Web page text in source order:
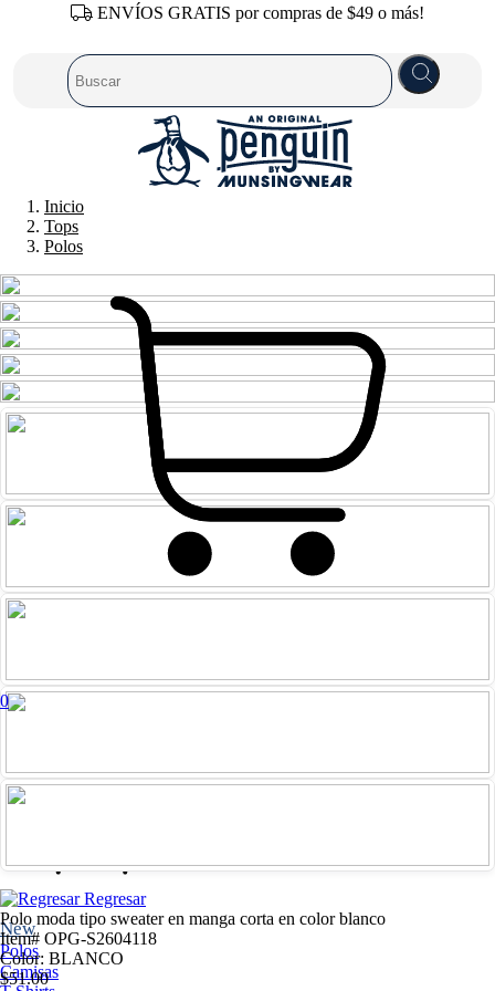
ENVÍOS GRATIS por compras de $49 o más!
0
New
Polos
Camisas
Inicio
Tops
Polos
Regresar
Polo moda tipo sweater en manga corta en color blanco
Item# OPG-S2604118
Color: BLANCO
$51.00